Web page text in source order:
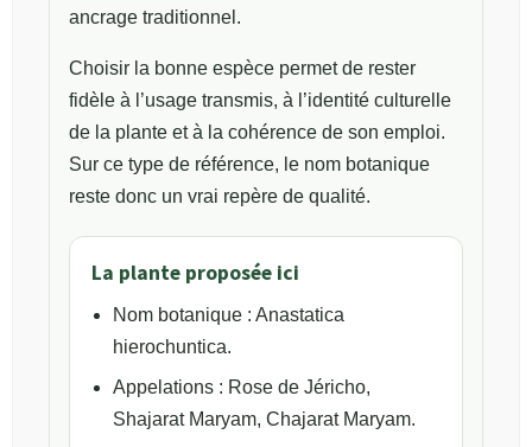
ancrage traditionnel.
Choisir la bonne espèce permet de rester
fidèle à l’usage transmis, à l’identité culturelle
de la plante et à la cohérence de son emploi.
Sur ce type de référence, le nom botanique
reste donc un vrai repère de qualité.
La plante proposée ici
Nom botanique : Anastatica
hierochuntica.
Appelations : Rose de Jéricho,
Shajarat Maryam, Chajarat Maryam.